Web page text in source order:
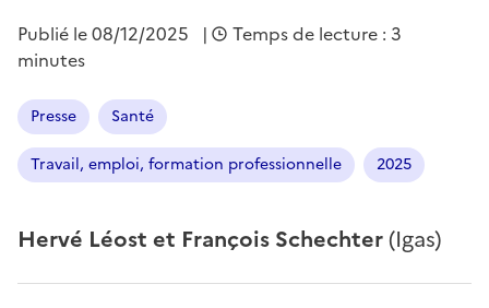
Publié le08/12/2025 |
Temps de lecture : 3
minutes
Presse Santé
Travail, emploi, formation professionnelle 2025
Hervé Léost et François Schechter(Igas)